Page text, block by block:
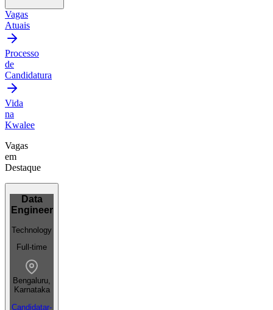
Vagas
Atuais
Processo
de
Candidatura
Vida
na
Kwalee
Vagas
em
Destaque
Data
Engineer
Technology
Full-time
Bengaluru,
Karnataka
Candidatar-